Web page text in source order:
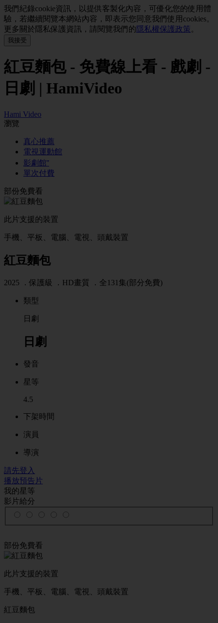
我們紀錄cookie資訊，以提供客製化內容，可優化您的使用體
驗，若繼續閱覽本網站內容，即表示您同意我們使用cookies。
更多關於隱私保護資訊，請閱覽我們的 隱私權保護政策。
紅豆麵包 - 免費線上看 - 戲劇 -
日劇 | HamiVideo
Hami Video
瀏覽
真心推薦
電視運動館
影劇館⁺
單次付費
部份免費看
此片支援的裝置
手機、平板、電腦、電視、頭戴裝置
紅豆麵包
2025 ．保護級 ．HD畫質 ．全131集(部分免費)
類型
日劇
日劇
發音
星等
4.5
下架時間
演員
導演
請先登入
播放預告片
我的星等
影片給分
部份免費看
此片支援的裝置
手機、平板、電腦、電視、頭戴裝置
紅豆麵包